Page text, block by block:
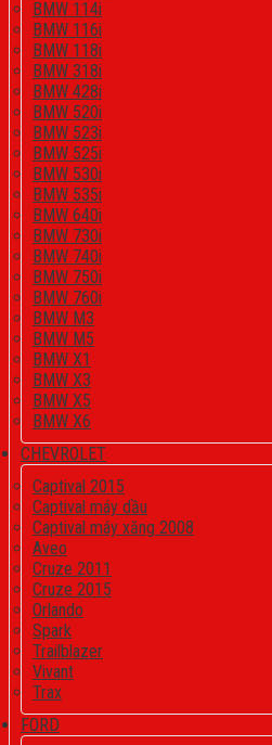
BMW 114i
BMW 116i
BMW 118i
BMW 318i
BMW 428i
BMW 520i
BMW 523i
BMW 525i
BMW 530i
BMW 535i
BMW 640i
BMW 730i
BMW 740i
BMW 750i
BMW 760i
BMW M3
BMW M5
BMW X1
BMW X3
BMW X5
BMW X6
CHEVROLET
Captival 2015
Captival máy dầu
Captival máy xăng 2008
Aveo
Cruze 2011
Cruze 2015
Orlando
Spark
Trailblazer
Vivant
Trax
FORD